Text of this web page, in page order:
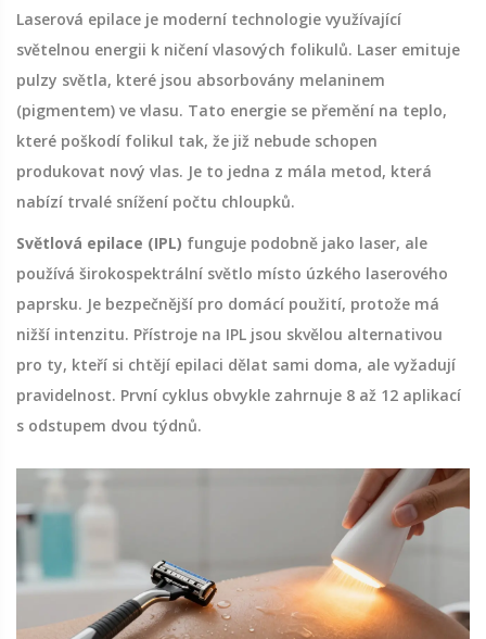
Laserová epilace je moderní technologie využívající
světelnou energii k ničení vlasových folikulů. Laser emituje
pulzy světla, které jsou absorbovány melaninem
(pigmentem) ve vlasu. Tato energie se přemění na teplo,
které poškodí folikul tak, že již nebude schopen
produkovat nový vlas. Je to jedna z mála metod, která
nabízí trvalé snížení počtu chloupků.
Světlová epilace (IPL) funguje podobně jako laser, ale
používá širokospektrální světlo místo úzkého laserového
paprsku. Je bezpečnější pro domácí použití, protože má
nižší intenzitu. Přístroje na IPL jsou skvělou alternativou
pro ty, kteří si chtějí epilaci dělat sami doma, ale vyžadují
pravidelnost. První cyklus obvykle zahrnuje 8 až 12 aplikací
s odstupem dvou týdnů.